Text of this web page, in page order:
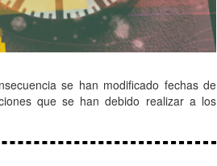
se han modificado fechas de
que se han debido realizar a los